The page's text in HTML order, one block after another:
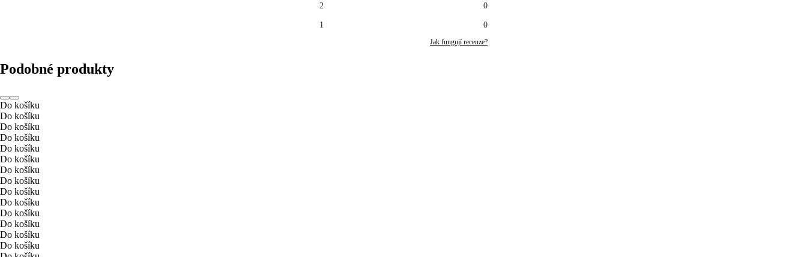
2 0
1 0
Jak fungují recenze?
Podobné produkty
Do košíku
Do košíku
Do košíku
Do košíku
Do košíku
Do košíku
Do košíku
Do košíku
Do košíku
Do košíku
Do košíku
Do košíku
Do košíku
Do košíku